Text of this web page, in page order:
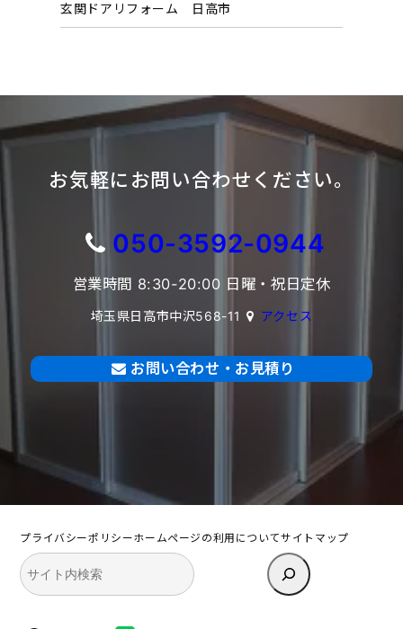
玄関ドアリフォーム 日高市
お気軽にお問い合わせください。
050-3592-0944
営業時間 8:30-20:00 日曜・祝日定休
埼玉県日高市中沢568-11 アクセス
お問い合わせ・お見積り
プライバシーポリシーホームページの利用についてサイトマップ
検
索